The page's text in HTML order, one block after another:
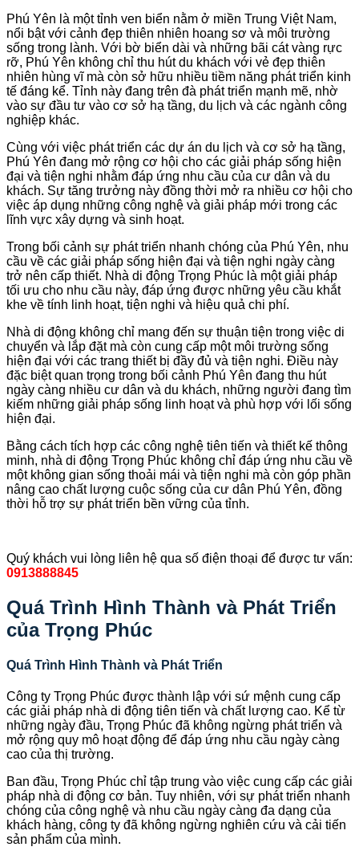
Phú Yên là một tỉnh ven biển nằm ở miền Trung Việt Nam,
nổi bật với cảnh đẹp thiên nhiên hoang sơ và môi trường
sống trong lành. Với bờ biển dài và những bãi cát vàng rực
rỡ, Phú Yên không chỉ thu hút du khách với vẻ đẹp thiên
nhiên hùng vĩ mà còn sở hữu nhiều tiềm năng phát triển kinh
tế đáng kể. Tỉnh này đang trên đà phát triển mạnh mẽ, nhờ
vào sự đầu tư vào cơ sở hạ tầng, du lịch và các ngành công
nghiệp khác.
Cùng với việc phát triển các dự án du lịch và cơ sở hạ tầng,
Phú Yên đang mở rộng cơ hội cho các giải pháp sống hiện
đại và tiện nghi nhằm đáp ứng nhu cầu của cư dân và du
khách. Sự tăng trưởng này đồng thời mở ra nhiều cơ hội cho
việc áp dụng những công nghệ và giải pháp mới trong các
lĩnh vực xây dựng và sinh hoạt.
Trong bối cảnh sự phát triển nhanh chóng của Phú Yên, nhu
cầu về các giải pháp sống hiện đại và tiện nghi ngày càng
trở nên cấp thiết. Nhà di động Trọng Phúc là một giải pháp
tối ưu cho nhu cầu này, đáp ứng được những yêu cầu khắt
khe về tính linh hoạt, tiện nghi và hiệu quả chi phí.
Nhà di động không chỉ mang đến sự thuận tiện trong việc di
chuyển và lắp đặt mà còn cung cấp một môi trường sống
hiện đại với các trang thiết bị đầy đủ và tiện nghi. Điều này
đặc biệt quan trọng trong bối cảnh Phú Yên đang thu hút
ngày càng nhiều cư dân và du khách, những người đang tìm
kiếm những giải pháp sống linh hoạt và phù hợp với lối sống
hiện đại.
Bằng cách tích hợp các công nghệ tiên tiến và thiết kế thông
minh, nhà di động Trọng Phúc không chỉ đáp ứng nhu cầu về
một không gian sống thoải mái và tiện nghi mà còn góp phần
nâng cao chất lượng cuộc sống của cư dân Phú Yên, đồng
thời hỗ trợ sự phát triển bền vững của tỉnh.
Quý khách vui lòng liên hệ qua số điện thoại để được tư vấn:
0913888845
Quá Trình Hình Thành và Phát Triển
của Trọng Phúc
Quá Trình Hình Thành và Phát Triển
Công ty Trọng Phúc được thành lập với sứ mệnh cung cấp
các giải pháp nhà di động tiên tiến và chất lượng cao. Kể từ
những ngày đầu, Trọng Phúc đã không ngừng phát triển và
mở rộng quy mô hoạt động để đáp ứng nhu cầu ngày càng
cao của thị trường.
Ban đầu, Trọng Phúc chỉ tập trung vào việc cung cấp các giải
pháp nhà di động cơ bản. Tuy nhiên, với sự phát triển nhanh
chóng của công nghệ và nhu cầu ngày càng đa dạng của
khách hàng, công ty đã không ngừng nghiên cứu và cải tiến
sản phẩm của mình.